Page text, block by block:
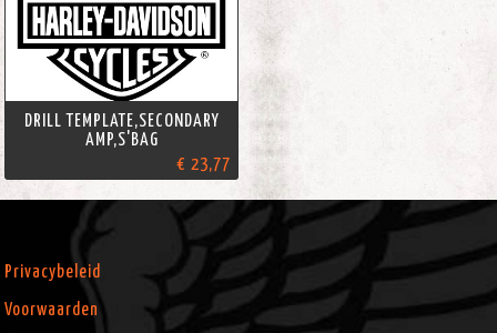
DRILL TEMPLATE,SECONDARY
AMP,S'BAG
€ 23,77
Privacybeleid
Voorwaarden